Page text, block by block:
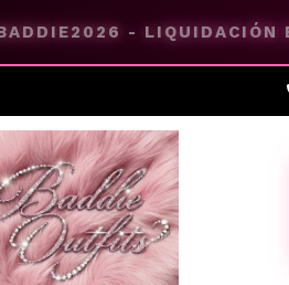
- LIQUIDACIÓN